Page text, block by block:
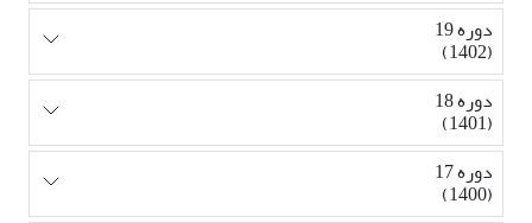
دوره 19
(1402)
دوره 18
(1401)
دوره 17
(1400)